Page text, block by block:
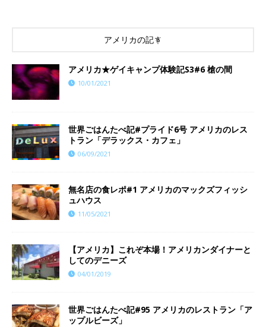
アメリカの記事
アメリカ★ゲイキャンプ体験記S3#6 槍の間
10/01/2021
世界ごはんたべ記#プライド6号 アメリカのレス
トラン「デラックス・カフェ」
06/09/2021
無名店の食レポ#1 アメリカのマックズフィッシ
ュハウス
11/05/2021
【アメリカ】これぞ本場！アメリカンダイナーと
してのデニーズ
04/01/2019
世界ごはんたべ記#95 アメリカのレストラン「ア
ップルビーズ」